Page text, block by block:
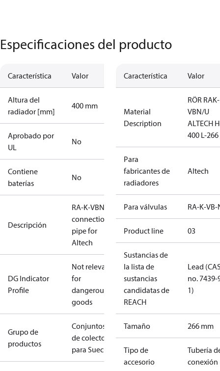
Especificaciones del producto
Característica Valor
Altura del
radiador [mm]
400 mm
Aprobado por
UL
No
Contiene
baterías
No
Descripción
RA-K-VBN
connection
pipe for
Altech
DG Indicator
Profile
Not relevant
for
dangerous
goods
Grupo de
productos
Conjuntos
de colector
para Suecia
Característica Valor
Material
Description
RÖR RAK-
VBN/U
ALTECH
400 L-266
Para
fabricantes de
radiadores
Altech
Para válvulas RA-K-VB-
Product line 03
Sustancias de
la lista de
sustancias
candidatas de
REACH
Lead
no. 7439-
1)
Tamaño 266 mm
Tipo de
accesorio
Tubería
conexión